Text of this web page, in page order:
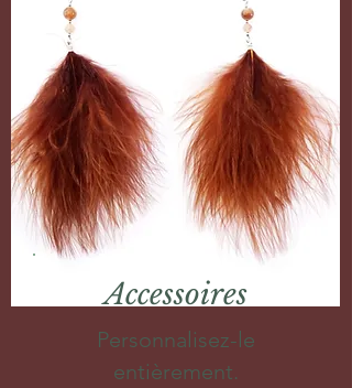
Accessoires
Personnalisez-le
entièrement.